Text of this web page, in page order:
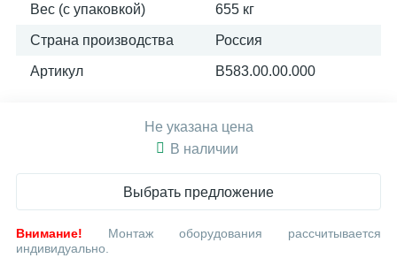
Вес (с упаковкой) 655 кг
Страна производства Россия
Артикул В583.00.00.000
Не указана цена
В наличии
Выбрать предложение
Внимание! Монтаж оборудования рассчитывается
индивидуально.